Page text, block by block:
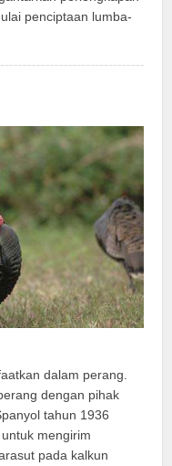
penciptaan lumba-
dalam perang.
dengan pihak
tahun 1936
mengirim
pada kalkun